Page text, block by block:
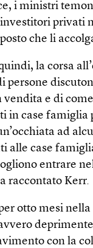
i ministri
privati
che li
la corsa
persone
e di
in case famiglia
ad
alle case
entrare
raccontato Kerr.
otto mesi nella
con la